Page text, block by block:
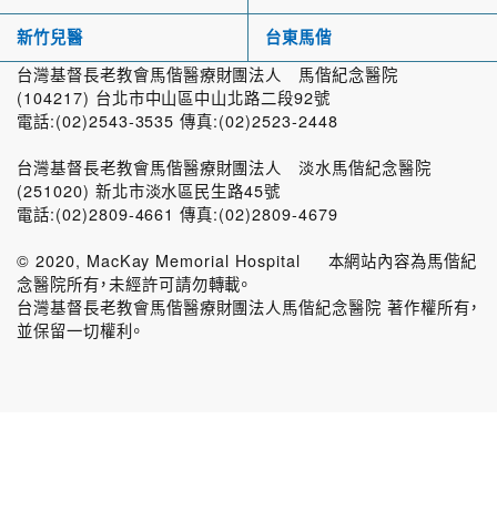
新竹兒醫 台東馬偕
台灣基督長老教會馬偕醫療財團法人 馬偕紀念醫院
(104217) 台北市中山區中山北路二段92號
電話:(02)2543-3535 傳真:(02)2523-2448
台灣基督長老教會馬偕醫療財團法人 淡水馬偕紀念醫院
(251020) 新北市淡水區民生路45號
電話:(02)2809-4661 傳真:(02)2809-4679
© 2020, MacKay Memorial Hospital 本網站內容為馬偕紀
念醫院所有，未經許可請勿轉載。
台灣基督長老教會馬偕醫療財團法人馬偕紀念醫院 著作權所有，
並保留一切權利。